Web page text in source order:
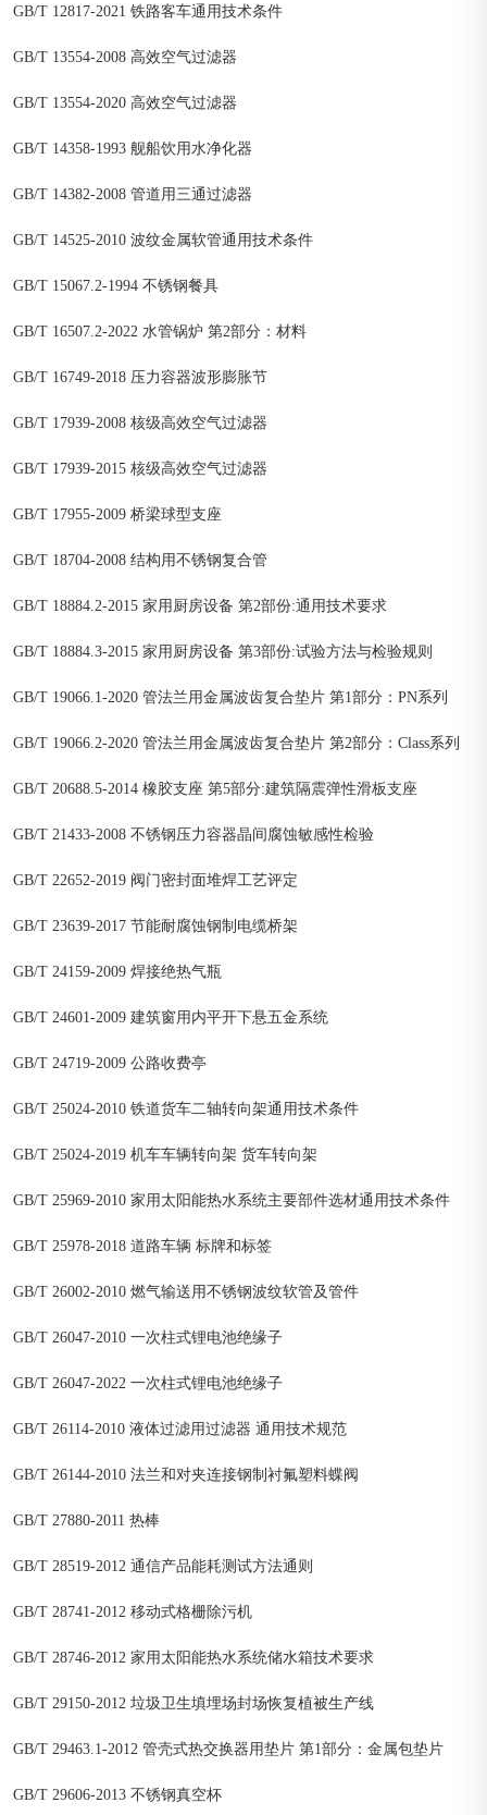
GB/T 12817-2021 铁路客车通用技术条件
GB/T 13554-2008 高效空气过滤器
GB/T 13554-2020 高效空气过滤器
GB/T 14358-1993 舰船饮用水净化器
GB/T 14382-2008 管道用三通过滤器
GB/T 14525-2010 波纹金属软管通用技术条件
GB/T 15067.2-1994 不锈钢餐具
GB/T 16507.2-2022 水管锅炉 第2部分：材料
GB/T 16749-2018 压力容器波形膨胀节
GB/T 17939-2008 核级高效空气过滤器
GB/T 17939-2015 核级高效空气过滤器
GB/T 17955-2009 桥梁球型支座
GB/T 18704-2008 结构用不锈钢复合管
GB/T 18884.2-2015 家用厨房设备 第2部份:通用技术要求
GB/T 18884.3-2015 家用厨房设备 第3部份:试验方法与检验规则
GB/T 19066.1-2020 管法兰用金属波齿复合垫片 第1部分：PN系列
GB/T 19066.2-2020 管法兰用金属波齿复合垫片 第2部分：Class系列
GB/T 20688.5-2014 橡胶支座 第5部分:建筑隔震弹性滑板支座
GB/T 21433-2008 不锈钢压力容器晶间腐蚀敏感性检验
GB/T 22652-2019 阀门密封面堆焊工艺评定
GB/T 23639-2017 节能耐腐蚀钢制电缆桥架
GB/T 24159-2009 焊接绝热气瓶
GB/T 24601-2009 建筑窗用内平开下悬五金系统
GB/T 24719-2009 公路收费亭
GB/T 25024-2010 铁道货车二轴转向架通用技术条件
GB/T 25024-2019 机车车辆转向架 货车转向架
GB/T 25969-2010 家用太阳能热水系统主要部件选材通用技术条件
GB/T 25978-2018 道路车辆 标牌和标签
GB/T 26002-2010 燃气输送用不锈钢波纹软管及管件
GB/T 26047-2010 一次柱式锂电池绝缘子
GB/T 26047-2022 一次柱式锂电池绝缘子
GB/T 26114-2010 液体过滤用过滤器 通用技术规范
GB/T 26144-2010 法兰和对夹连接钢制衬氟塑料蝶阀
GB/T 27880-2011 热棒
GB/T 28519-2012 通信产品能耗测试方法通则
GB/T 28741-2012 移动式格栅除污机
GB/T 28746-2012 家用太阳能热水系统储水箱技术要求
GB/T 29150-2012 垃圾卫生填埋场封场恢复植被生产线
GB/T 29463.1-2012 管壳式热交换器用垫片 第1部分：金属包垫片
GB/T 29606-2013 不锈钢真空杯